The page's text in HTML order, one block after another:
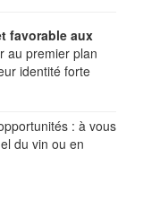
favorable aux
au premier plan
identité forte
: à vous
du vin ou en